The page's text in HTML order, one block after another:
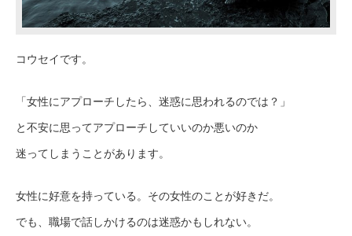
コウセイです。
「女性にアプローチしたら、迷惑に思われるのでは？」
と不安に思ってアプローチしていいのか悪いのか
迷ってしまうことがあります。
女性に好意を持っている。その女性のことが好きだ。
でも、職場で話しかけるのは迷惑かもしれない。